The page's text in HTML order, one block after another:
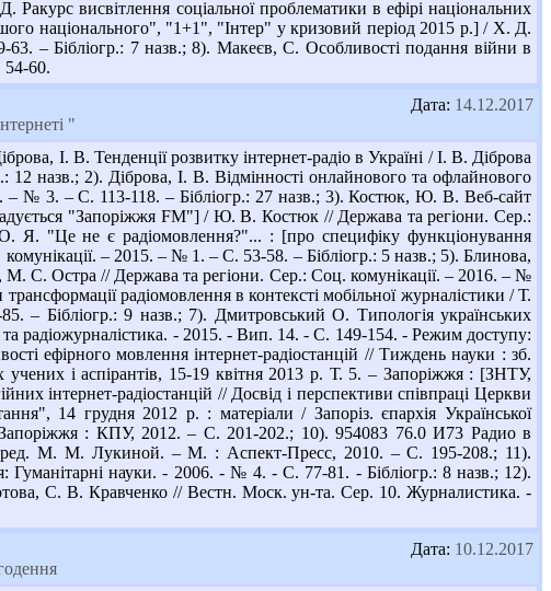
висвітлення соціальної проблематики в ефірі національних
національного", "1+1", "Інтер" у кризовий період 2015 р.] / Х. Д.
– Бібліогр.: 7 назв.; 8). Макеєв, С. Особливості подання війни в
54-60.
Дата: 14.12.2017
"
І. В. Тенденції розвитку інтернет-радіо в Україні / І. В. Діброва
назв.; 2). Діброва, І. В. Відмінності онлайнового та офлайнового
– № 3. – С. 113-118. – Бібліогр.: 27 назв.; 3). Костюк, Ю. В. Веб-сайт
"Запоріжжя FM"] / Ю. В. Костюк // Держава та регіони. Сер.:
Я. "Це не є радіомовлення?"... : [про специфіку функціонування
– 2015. – № 1. – С. 53-58. – Бібліогр.: 5 назв.; 5). Блинова,
М. С. Остра // Держава та регіони. Сер.: Соц. комунікації. – 2016. – №
радіомовлення в контексті мобільної журналістики / Т.
Бібліогр.: 9 назв.; 7). Дмитровський О. Типологія українських
радіожурналістика. - 2015. - Вип. 14. - С. 149-154. - Режим доступу:
ефірного мовлення інтернет-радіостанцій // Тиждень науки : зб.
учених і аспірантів, 15-19 квітня 2013 р. Т. 5. – Запоріжжя : [ЗНТУ,
інтернет-радіостанцій // Досвід і перспективи співпраці Церкви
14 грудня 2012 р. : матеріали / Запоріз. єпархія Української
: КПУ, 2012. – С. 201-202.; 10). 954083 76.0 И73 Радио в
М. М. Лукиной. – М. : Аспект-Пресс, 2010. – С. 195-208.; 11).
Гуманітарні науки. - 2006. - № 4. - С. 77-81. - Бібліогр.: 8 назв.; 12).
С. В. Кравченко // Вестн. Моск. ун-та. Сер. 10. Журналистика. -
Дата: 10.12.2017